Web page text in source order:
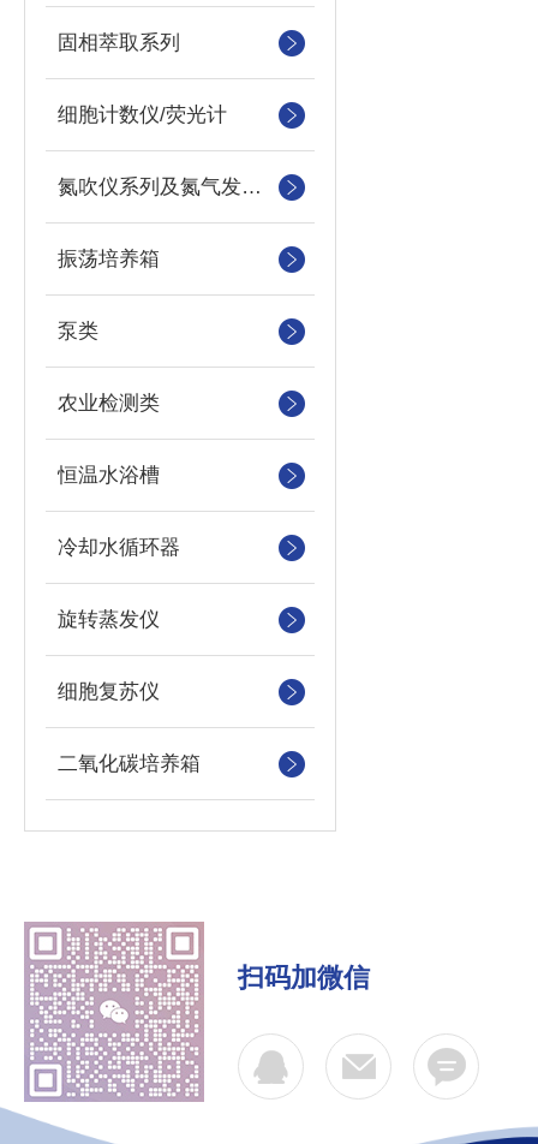
固相萃取系列
细胞计数仪/荧光计
氮吹仪系列及氮气发生器
振荡培养箱
泵类
农业检测类
恒温水浴槽
冷却水循环器
旋转蒸发仪
细胞复苏仪
二氧化碳培养箱
扫码加微信